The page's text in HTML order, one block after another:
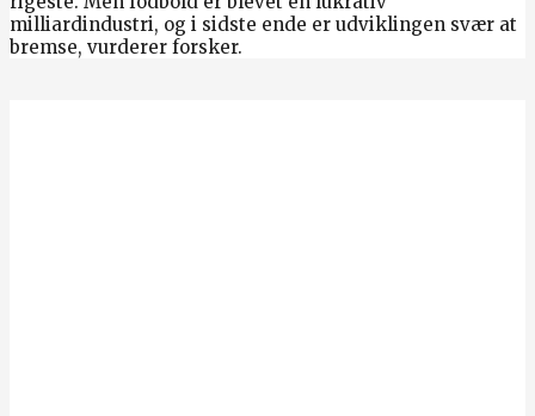
milliardindustri, og i sidste ende er udviklingen svær at
bremse, vurderer forsker.